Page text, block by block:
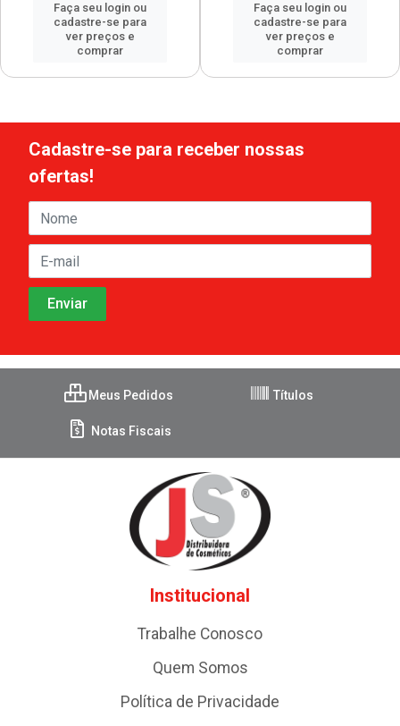
Faça seu login ou
cadastre-se para
ver preços e
comprar
Faça seu login ou
cadastre-se para
ver preços e
comprar
Cadastre-se para receber nossas
ofertas!
Meus Pedidos Títulos
Notas Fiscais
Institucional
Trabalhe Conosco
Quem Somos
Política de Privacidade